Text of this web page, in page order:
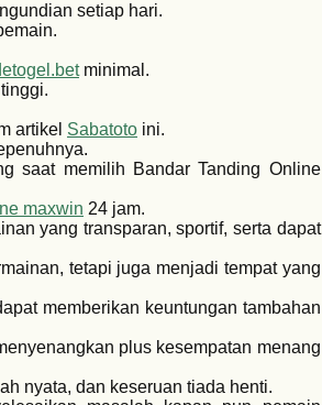
setiap hari.
minimal.
artikel Sabatoto ini.
saat memilih Bandar Tanding Online
maxwin 24 jam.
yang transparan, sportif, serta dapat
tetapi juga menjadi tempat yang
memberikan keuntungan tambahan
plus kesempatan menang
nyata, dan keseruan tiada henti.